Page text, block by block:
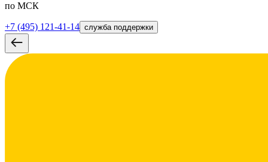
по МСК
+7 (495) 121-41-14 служба поддержки